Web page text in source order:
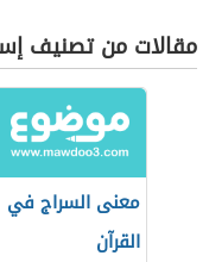
مقالات من تصنيف
معنى السراج في
القرآن